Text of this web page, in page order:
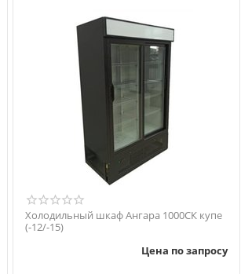
Холодильный шкаф Ангара 1000СК купе
(-12/-15)
Цена по запросу